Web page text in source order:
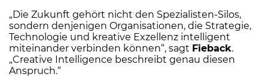
„Die Zukunft gehört nicht den Spezialisten-Silos,
sondern denjenigen Organisationen, die Strategie,
Technologie und kreative Exzellenz intelligent
miteinander verbinden können“, sagt Fieback.
„Creative Intelligence beschreibt genau diesen
Anspruch.“